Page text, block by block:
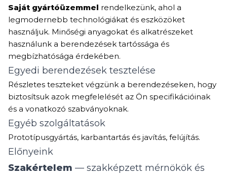
Saját gyártóüzemmel rendelkezünk, ahol a
legmodernebb technológiákat és eszközöket
használjuk. Minőségi anyagokat és alkatrészeket
használunk a berendezések tartóssága és
megbízhatósága érdekében.
Egyedi berendezések tesztelése
Részletes teszteket végzünk a berendezéseken, hogy
biztosítsuk azok megfelelését az Ön specifikációinak
és a vonatkozó szabványoknak.
Egyéb szolgáltatások
Prototípusgyártás, karbantartás és javítás, felújítás.
Előnyeink
Szakértelem — szakképzett mérnökök és